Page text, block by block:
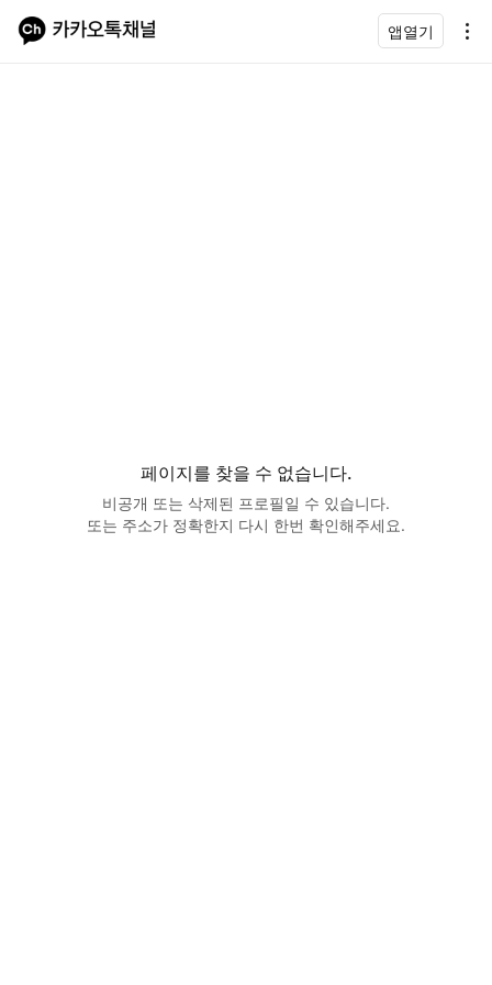
앱열기
페이지를 찾을 수 없습니다.
비공개 또는 삭제된 프로필일 수 있습니다.
또는 주소가 정확한지 다시 한번 확인해주세요.